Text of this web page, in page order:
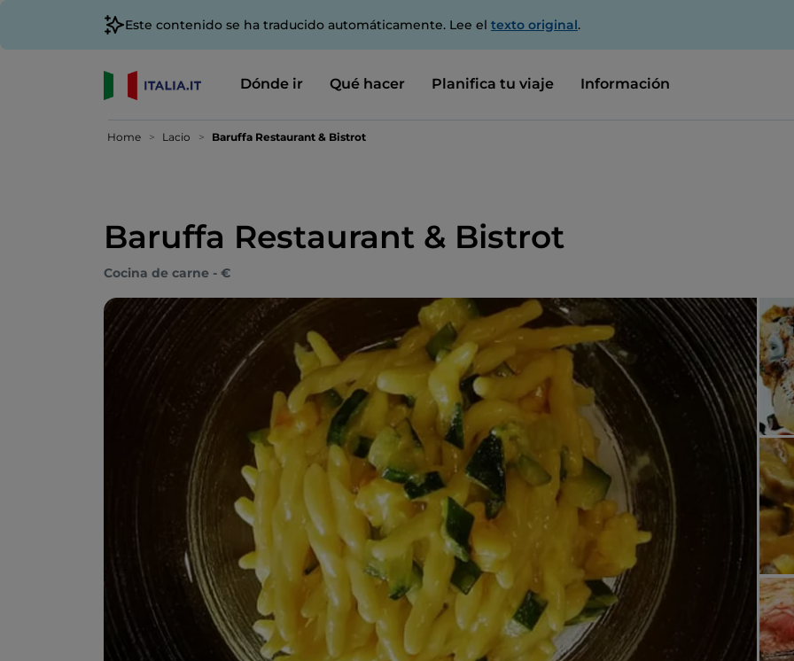
Este contenido se ha traducido automáticamente. Lee el texto original.
Dónde ir Qué hacer Planifica tu viaje Información
Home Lacio Baruffa Restaurant & Bistrot
Baruffa Restaurant & Bistrot
Cocina de carne - €